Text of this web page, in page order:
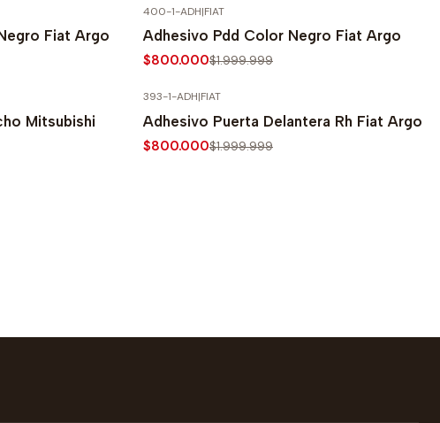
Fiat Argo
400-1-ADH|FIAT
Adhesivo Pdd Color Negro Fiat Argo
$800.000$1.999.999
Mitsubishi
393-1-ADH|FIAT
Adhesivo Puerta Delantera Rh Fiat Argo
$800.000$1.999.999